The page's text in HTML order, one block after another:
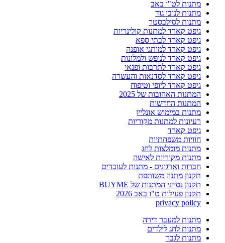
מתנות לט"ו באב
מתנות לנובי גוד
מתנות לסילבסטר
גיפט קארד למתנות קולינריות
גיפט קארד לבתי ספא
גיפט קארד למותגי אופנה
גיפט קארד לנופש ולמלונות
גיפט קארד לתרבות ופנאי
גיפט קארד לסדנאות והעשרה
גיפט קארד ליופי וטיפוח
המתנות האהובות של 2025
המתנות החדשות
מתנות במימוש אונליין
רעיונות למתנות מקוריות
גיפט קארד
חוויות משפחתיות
מתנות מומלצות לחג
מתנות מקוריות לאישה
חברות וארגונים - מתנות לעובדים
תקנון מתנה משותפת
תקנון נסייני המתנות של BUYME
תקנון פעילות ט"ו באב 2026
privacy policy
מתנות למעבר דירה
מתנות לחג לילדים
מתנות לגבר